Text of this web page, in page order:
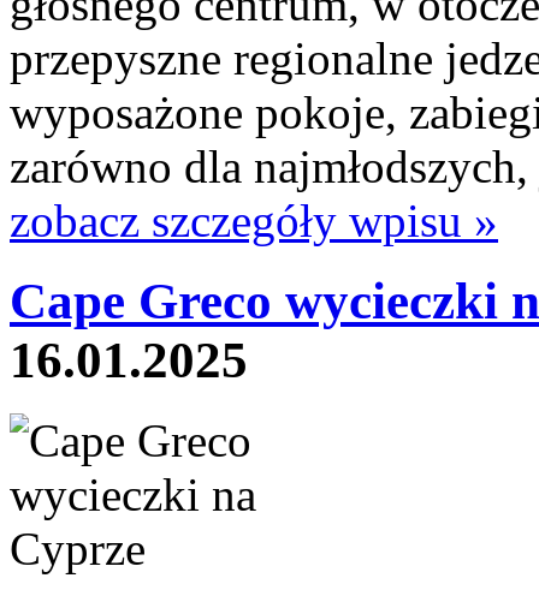
przepyszne regionalne
wyposażone pokoje,
zarówno dla
zobacz szczegóły wpisu »
Cape Greco wycieczki
16.01.2025